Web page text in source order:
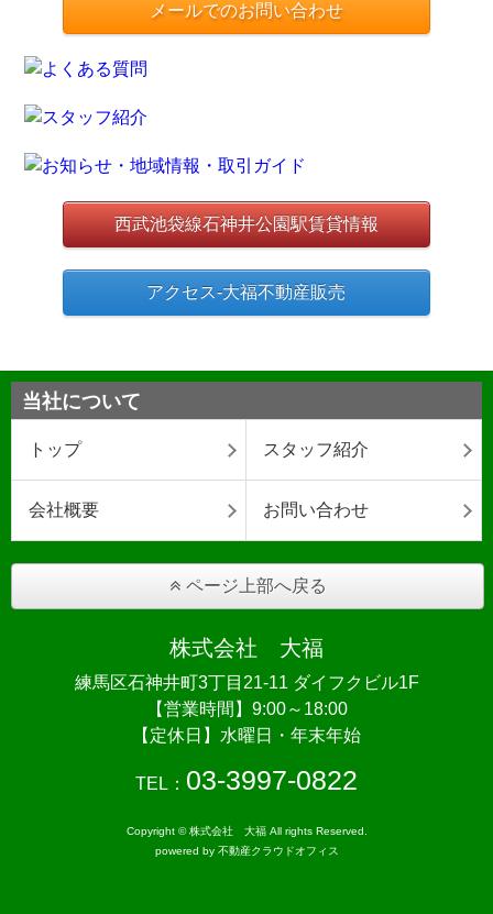
メールでのお問い合わせ
西武池袋線石神井公園駅賃貸情報
アクセス-大福不動産販売
当社について
トップ スタッフ紹介
会社概要 お問い合わせ
ページ上部へ戻る
株式会社 大福
練馬区石神井町3丁目21-11 ダイフクビル1F
【営業時間】9:00～18:00
【定休日】水曜日・年末年始
TEL： 03-3997-0822
Copyright © 株式会社 大福 All rights Reserved.
powered by 不動産クラウドオフィス